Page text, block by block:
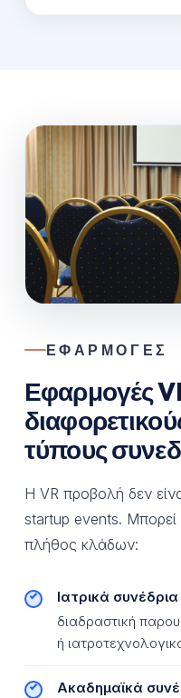
ΕΦΑΡΜΟΓΕΣ
Εφαρμογές
τύπους
Η VR προβολή δεν
startup events. Μπορεί
πλήθος κλάδων:
Ιατρικά συνέδρια
διαδραστική
ή
Ακαδημαϊκά